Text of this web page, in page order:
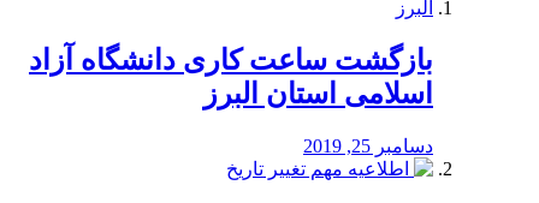
بازگشت ساعت کاری دانشگاه آزاد
اسلامی استان البرز
دسامبر 25, 2019